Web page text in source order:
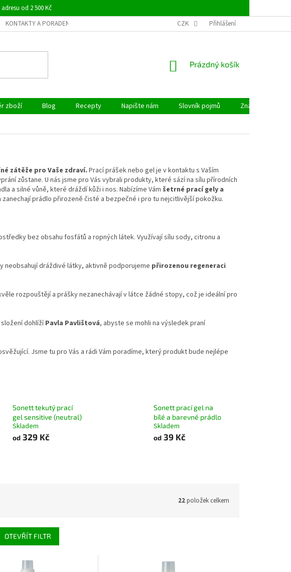
od 2 500 Kč
KONTAKTY A PORADENSTVÍ PODMÍNKY OCHRANY OSOBNÍCH
CZK Přihlášení
NÁKUPNÍ
Prázdný košík
zboží Blog Recepty Napište nám Slovník pojmů
Značky
zátěže pro Vaše zdraví. Prací prášek nebo gel je v kontaktu s Vaším
zůstane. U nás jsme pro Vás vybrali produkty, které sází na sílu přírodních
a silné vůně, které dráždí kůži i nos. Nabízíme Vám šetrné prací gely a
prádlo přirozeně čisté a bezpečné i pro tu nejcitlivější pokožku.
bez obsahu fosfátů a ropných látek. Využívají sílu sody, citronu a
neobsahují dráždivé látky, aktivně podporujeme přirozenou regeneraci
rozpouštějí a prášky nezanechávají v látce žádné stopy, což je ideální pro
dohlížíPavla Pavlištová, abyste se mohli na výsledek praní
Jsme tu pro Vás a rádi Vám poradíme, který produkt bude nejlépe
Sonett tekutý prací
gel sensitive (neutral)
Skladem
od329 Kč
Sonett prací gel na
bílé a barevné prádlo
Skladem
od39 Kč
22položek celkem
OTEVŘÍT FILTR